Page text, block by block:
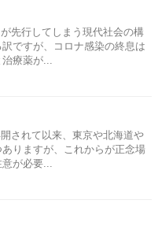
先行してしまう現代社会の構
ですが、コロナ感染の終息は
療薬が...
されて以来、東京や北海道や
りますが、これからが正念場
が必要...